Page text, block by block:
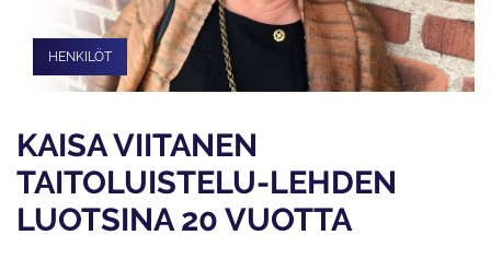
HENKILÖT
KAISA VIITANEN
TAITOLUISTELU-LEHDEN
LUOTSINA 20 VUOTTA